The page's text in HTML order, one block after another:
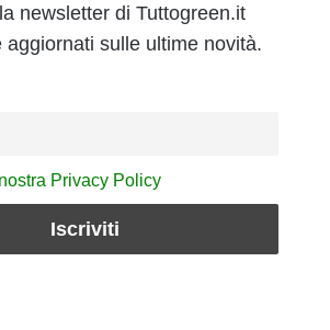
newsletter di Tuttogreen.it
aggiornati sulle ultime novità.
Privacy Policy